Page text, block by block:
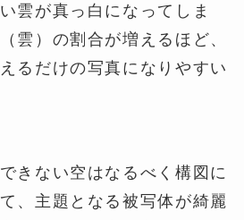
雲が真っ白になってしま
雲）の割合が増えるほど、
るだけの写真になりやすい
きない空はなるべく構図に
、主題となる被写体が綺麗